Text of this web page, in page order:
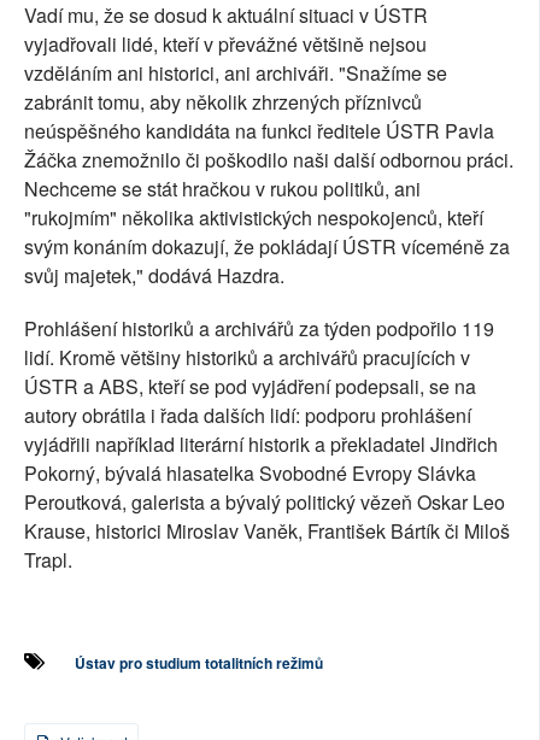
Vadí mu, že se dosud k aktuální situaci v ÚSTR
vyjadřovali lidé, kteří v převážné většině nejsou
vzděláním ani historici, ani archiváři. "Snažíme se
zabránit tomu, aby několik zhrzených příznivců
neúspěšného kandidáta na funkci ředitele ÚSTR Pavla
Žáčka znemožnilo či poškodilo naši další odbornou práci.
Nechceme se stát hračkou v rukou politiků, ani
"rukojmím" několika aktivistických nespokojenců, kteří
svým konáním dokazují, že pokládají ÚSTR víceméně za
svůj majetek," dodává Hazdra.
Prohlášení historiků a archivářů za týden podpořilo 119
lidí. Kromě většiny historiků a archivářů pracujících v
ÚSTR a ABS, kteří se pod vyjádření podepsali, se na
autory obrátila i řada dalších lidí: podporu prohlášení
vyjádřili například literární historik a překladatel Jindřich
Pokorný, bývalá hlasatelka Svobodné Evropy Slávka
Peroutková, galerista a bývalý politický vězeň Oskar Leo
Krause, historici Miroslav Vaněk, František Bártík či Miloš
Trapl.
Ústav pro studium totalitních režimů